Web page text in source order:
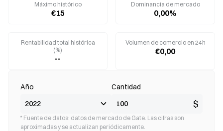
Máximo histórico
€15
Dominancia de mercado
0,00%
Rentabilidad total histórica
(%)
--
Volumen de comercio en 24h
€0,00
Año Cantidad
$
* Fuente de datos: datos de mercado de Gate. Las cifras son
aproximadas y se actualizan periódicamente.